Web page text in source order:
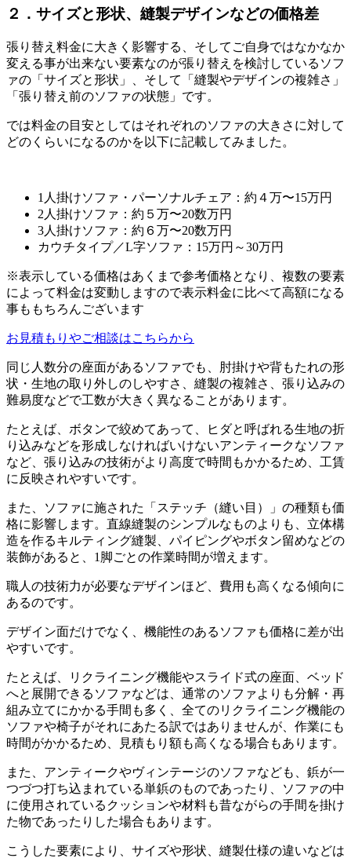
２．サイズと形状、縫製デザインなどの価格差
張り替え料金に大きく影響する、そしてご自身ではなかなか
変える事が出来ない要素なのが張り替えを検討しているソフ
ァの「サイズと形状」、そして「縫製やデザインの複雑さ」
「張り替え前のソファの状態」です。
では料金の目安としてはそれぞれのソファの大きさに対して
どのくらいになるのかを以下に記載してみました。
1人掛けソファ・パーソナルチェア：約４万〜15万円
2人掛けソファ：約５万〜20数万円
3人掛けソファ：約６万〜20数万円
カウチタイプ／L字ソファ： 15万円～30万円
※表示している価格はあくまで参考価格となり、複数の要素
によって料金は変動しますので表示料金に比べて高額になる
事ももちろんございます
お見積もりやご相談はこちらから
同じ人数分の座面があるソファでも、肘掛けや背もたれの形
状・生地の取り外しのしやすさ、縫製の複雑さ、張り込みの
難易度などで工数が大きく異なることがあります。
たとえば、ボタンで絞めてあって、ヒダと呼ばれる生地の折
り込みなどを形成しなければいけないアンティークなソファ
など、張り込みの技術がより高度で時間もかかるため、工賃
に反映されやすいです。
また、ソファに施された「ステッチ（縫い目）」の種類も価
格に影響します。直線縫製のシンプルなものよりも、立体構
造を作るキルティング縫製、パイピングやボタン留めなどの
装飾があると、 1 脚ごとの作業時間が増えます。
職人の技術力が必要なデザインほど、費用も高くなる傾向に
あるのです。
デザイン面だけでなく、機能性のあるソファも価格に差が出
やすいです。
たとえば、リクライニング機能やスライド式の座面、ベッド
へと展開できるソファなどは、通常のソファよりも分解・再
組み立てにかかる手間も多く、全てのリクライニング機能の
ソファや椅子がそれにあたる訳ではありませんが、作業にも
時間がかかるため、見積もり額も高くなる場合もあります。
また、アンティークやヴィンテージのソファなども、鋲が一
つづつ打ち込まれている単鋲のものであったり、ソファの中
に使用されているクッションや材料も昔ながらの手間を掛け
た物であったりした場合もあります。
こうした要素により、サイズや形状、縫製仕様の違いなどは